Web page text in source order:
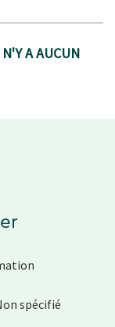
A AUCUN
spécifié